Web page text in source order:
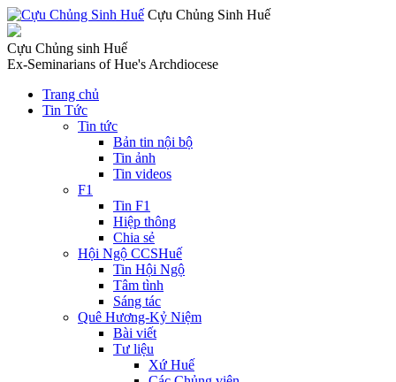
Cựu Chủng Sinh Huế
Cựu Chủng sinh Huế
Ex-Seminarians of Hue's Archdiocese
Trang chủ
Tin Tức
Tin tức
Bản tin nội bộ
Tin ảnh
Tin videos
F1
Tin F1
Hiệp thông
Chia sẻ
Hội Ngộ CCSHuế
Tin Hội Ngộ
Tâm tình
Sáng tác
Quê Hương-Kỷ Niệm
Bài viết
Tư liệu
Xứ Huế